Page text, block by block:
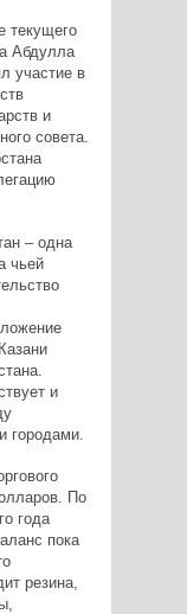
текущего
Абдулла
участие в
и
совета.
– одна
чьей
и
городами.
По
года
пока
резина,